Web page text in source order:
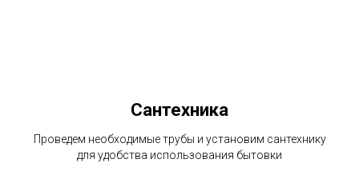
Сантехника
Проведем необходимые трубы и установим сантехнику
для удобства использования бытовки